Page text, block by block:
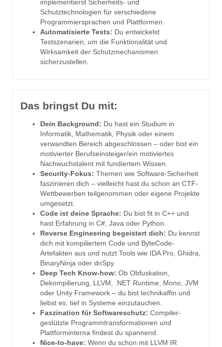
implementierst Sicherheits- und
Schutztechnologien für verschiedene
Programmiersprachen und Plattformen.
Automatisierte Tests: Du entwickelst
Testszenarien, um die Funktionalität und
Wirksamkeit der Schutzmechanismen
sicherzustellen.
Das bringst Du mit:
Dein Background: Du hast ein Studium in
Informatik, Mathematik, Physik oder einem
verwandten Bereich abgeschlossen – oder bist ein
motivierter Berufseinsteiger/ein motiviertes
Nachwuchstalent mit fundiertem Wissen.
Security-Fokus: Themen wie Software-Sicherheit
faszinieren dich – vielleicht hast du schon an CTF-
Wettbewerben teilgenommen oder eigene Projekte
umgesetzt.
Code ist deine Sprache: Du bist fit in C++ und
hast Erfahrung in C#, Java oder Python.
Reverse Engineering begeistert dich: Du kennst
dich mit kompiliertem Code und ByteCode-
Artefakten aus und nutzt Tools wie IDA Pro, Ghidra,
BinaryNinja oder dnSpy.
Deep Tech Know-how: Ob Obfuskation,
Dekompilierung, LLVM, .NET Runtime, Mono, JVM
oder Unity Framework – du bist technikaffin und
liebst es, tief in Systeme einzutauchen.
Faszination für Softwareschutz: Compiler-
gestützte Programmtransformationen und
Plattforminterna findest du spannend.
Nice-to-have: Wenn du schon mit LLVM IR